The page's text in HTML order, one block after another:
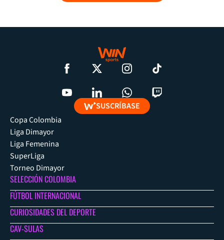
SUSCRÍBASE
Copa Colombia
Liga Dimayor
Liga Femenina
SuperLiga
Torneo Dimayor
SELECCIÓN COLOMBIA
FÚTBOL INTERNACIONAL
CURIOSIDADES DEL DEPORTE
CAV-SULAS